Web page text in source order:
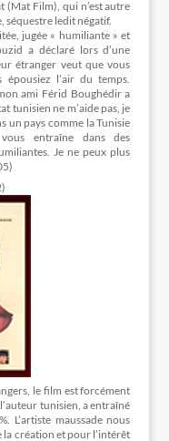
Film), qui n’est autre
séquestre ledit négatif.
jugée « humiliante » et
a déclaré lors d’une
étranger veut que vous
l’air du temps.
ami Férid Boughédir a
tunisien ne m’aide pas, je
un pays comme la Tunisie
entraîne dans des
Je ne peux plus
le film est forcément
tunisien, a entraîné
L’artiste maussade nous
la création et pour l’intérêt